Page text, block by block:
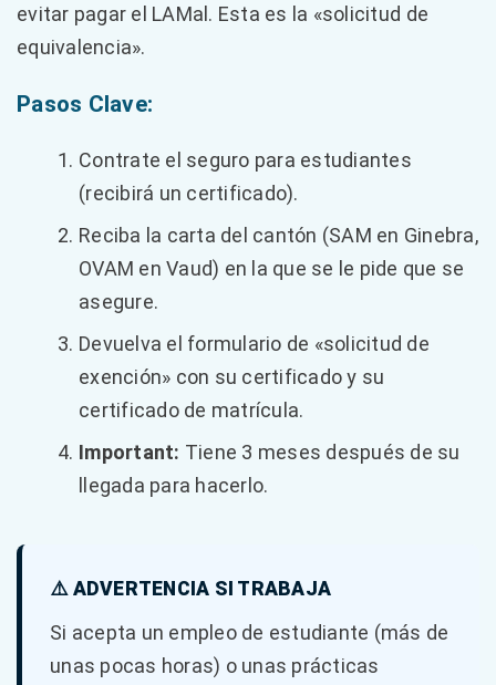
evitar pagar el LAMal. Esta es la «solicitud de
equivalencia».
Pasos Clave:
Contrate el seguro para estudiantes
(recibirá un certificado).
Reciba la carta del cantón (SAM en Ginebra,
OVAM en Vaud) en la que se le pide que se
asegure.
Devuelva el formulario de «solicitud de
exención» con su certificado y su
certificado de matrícula.
Important: Tiene 3 meses después de su
llegada para hacerlo.
⚠️ ADVERTENCIA SI TRABAJA
Si acepta un empleo de estudiante (más de
unas pocas horas) o unas prácticas